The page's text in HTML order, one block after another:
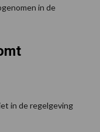
in de
in de regelgeving